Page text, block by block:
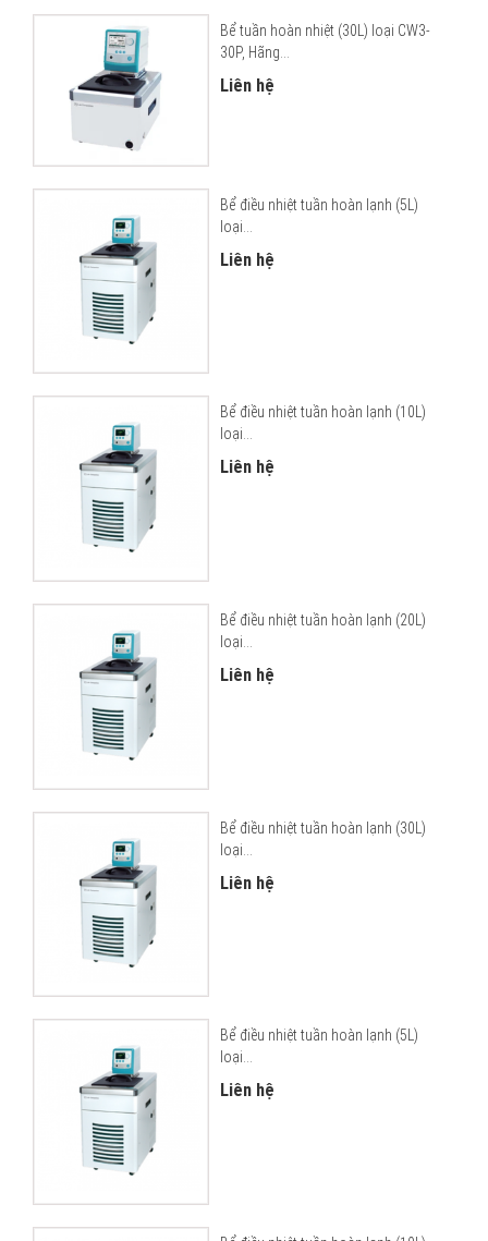
Bể tuần hoàn nhiệt (30L) loại CW3-
30P, Hãng...
Liên hệ
Bể điều nhiệt tuần hoàn lạnh (5L)
loại...
Liên hệ
Bể điều nhiệt tuần hoàn lạnh (10L)
loại...
Liên hệ
Bể điều nhiệt tuần hoàn lạnh (20L)
loại...
Liên hệ
Bể điều nhiệt tuần hoàn lạnh (30L)
loại...
Liên hệ
Bể điều nhiệt tuần hoàn lạnh (5L)
loại...
Liên hệ